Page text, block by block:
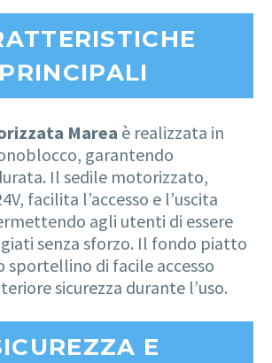
PRINCIPALI
Marea è realizzata in
garantendo
Il sedile motorizzato,
facilita l’accesso e l’uscita
agli utenti di essere
senza sforzo. Il fondo piatto
sportellino di facile accesso
sicurezza durante l’uso.
E